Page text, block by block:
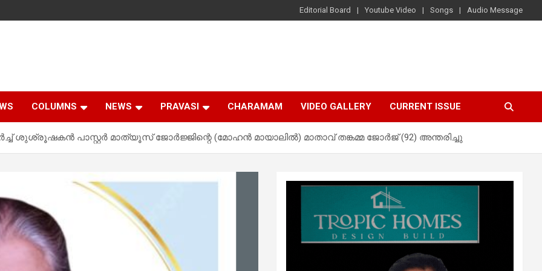
Editorial Board Youtube Video Songs Audio Message
COLUMNS NEWS PRAVASI CHARAMAM VIDEO GALLERY CURRENT ISSUE
ശുശ്രൂഷകൻ പാസ്റ്റർ മാത്യൂസ് ജോർജ്ജിന്റെ (മോഹൻ മായാലിൽ) മാതാവ് തങ്കമ്മ ജോർജ് (92) അന്തരിച്ചു